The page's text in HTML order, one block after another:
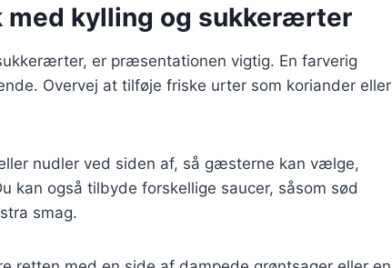
med kylling og sukkerærter
er præsentationen vigtig. En farverig
Overvej at tilføje friske urter som koriander eller
nudler ved siden af, så gæsterne kan vælge,
kan også tilbyde forskellige saucer, såsom sød
smag.